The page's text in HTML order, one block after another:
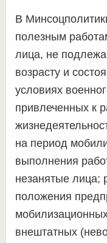
В
полезным
лица, не
возрасту и
условиях
привлеченных к
на период
выполнения
незанятые лица;
положения
внештатных